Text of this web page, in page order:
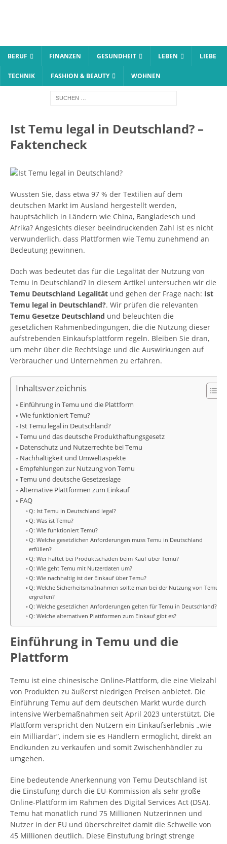
BERUF FINANZEN GESUNDHEIT LEBEN LIEBE
TECHNIK FASHION & BEAUTY WOHNEN
Ist Temu legal in Deutschland? –
Faktencheck
Wussten Sie, dass etwa 97 % der Textilien auf dem
deutschen Markt im Ausland hergestellt werden,
hauptsächlich in Ländern wie China, Bangladesch und
Afrika? Angesichts dieser beeindruckenden Zahl ist es nicht
verwunderlich, dass Plattformen wie Temu zunehmend an
Bedeutung gewinnen.
Doch was bedeutet das für die Legalität der Nutzung von
Temu in Deutschland? In diesem Artikel untersuchen wir die
Temu Deutschland Legalität und gehen der Frage nach: Ist
Temu legal in Deutschland?. Wir prüfen die relevanten
Temu Gesetze Deutschland und beleuchten die
gesetzlichen Rahmenbedingungen, die die Nutzung dieser
aufstrebenden Einkaufsplattform regeln. Bleiben Sie dran,
um mehr über die Rechtslage und die Auswirkungen auf
Verbraucher und Unternehmen zu erfahren.
Inhaltsverzeichnis
Einführung in Temu und die Plattform
Wie funktioniert Temu?
Ist Temu legal in Deutschland?
Temu und das deutsche Produkthaftungsgesetz
Datenschutz und Nutzerrechte bei Temu
Nachhaltigkeit und Umweltaspekte
Empfehlungen zur Nutzung von Temu
Temu und deutsche Gesetzeslage
Alternative Plattformen zum Einkauf
FAQ
Q: Ist Temu in Deutschland legal?
Q: Was ist Temu?
Q: Wie funktioniert Temu?
Q: Welche gesetzlichen Anforderungen muss Temu in Deutschland
erfüllen?
Q: Wer haftet bei Produktschäden beim Kauf über Temu?
Q: Wie geht Temu mit Nutzerdaten um?
Q: Wie nachhaltig ist der Einkauf über Temu?
Q: Welche Sicherheitsmaßnahmen sollte man bei der Nutzung von Temu
ergreifen?
Q: Welche gesetzlichen Anforderungen gelten für Temu in Deutschland?
Q: Welche alternativen Plattformen zum Einkauf gibt es?
Einführung in Temu und die
Plattform
Temu ist eine chinesische Online-Plattform, die eine Vielzahl
von Produkten zu äußerst niedrigen Preisen anbietet. Die
Einführung Temu auf dem deutschen Markt wurde durch
intensive Werbemaßnahmen seit April 2023 unterstützt. Die
Plattform verspricht den Nutzern ein Einkaufserlebnis „wie
ein Milliardär“, indem sie es Händlern ermöglicht, direkt an
Endkunden zu verkaufen und somit Zwischenhändler zu
umgehen.
Eine bedeutende Anerkennung von Temu Deutschland ist
die Einstufung durch die EU-Kommission als sehr große
Online-Plattform im Rahmen des Digital Services Act (DSA).
Temu hat monatlich rund 75 Millionen Nutzerinnen und
Nutzer in der EU und überschreitet damit die Schwelle von
45 Millionen deutlich. Diese Einstufung bringt strenge